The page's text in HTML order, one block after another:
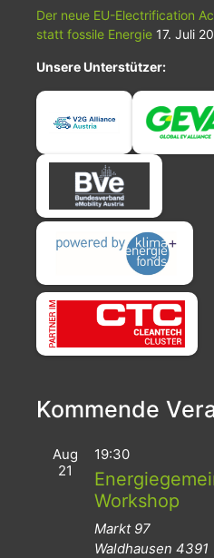
Der neue EU-Electrification
statt fossile Energie 17. Juli
Unsere Unterstützer:
Kommende
Aug
21
19:30
Workshop
Markt 97
Waldhausen 4391